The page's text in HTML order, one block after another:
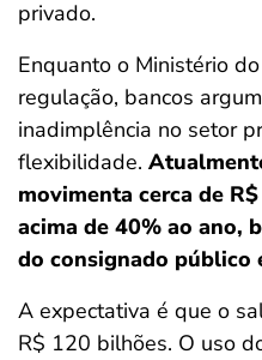
privado.
Enquanto o Ministério
regulação, bancos
inadimplência no setor
flexibilidade.
movimenta cerca de
acima de 40% ao ano,
do consignado público
A expectativa é que o
R$ 120 bilhões. O uso